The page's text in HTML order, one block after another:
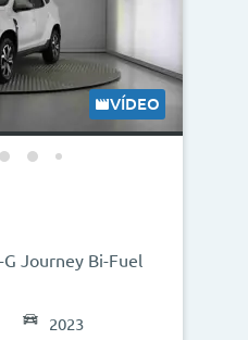
VÍDEO
G Journey Bi-Fuel
2023